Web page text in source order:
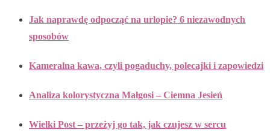
Jak naprawdę odpocząć na urlopie? 6 niezawodnych
sposobów
Kameralna kawa, czyli pogaduchy, polecajki i zapowiedzi
Analiza kolorystyczna Małgosi – Ciemna Jesień
Wielki Post – przeżyj go tak, jak czujesz w sercu